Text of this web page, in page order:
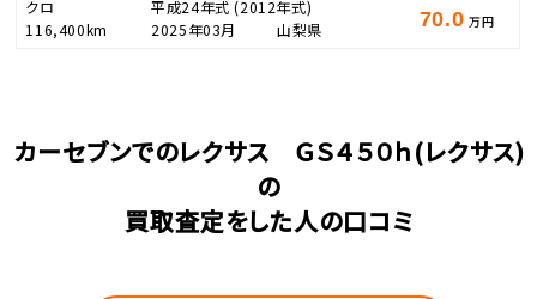
クロ 平成24年式(2012年式)
116,400km
2025年03月 山梨県 70.0 万円
カーセブンでのレクサス ＧＳ４５０ｈ(レクサス)
の
買取査定をした人の口コミ